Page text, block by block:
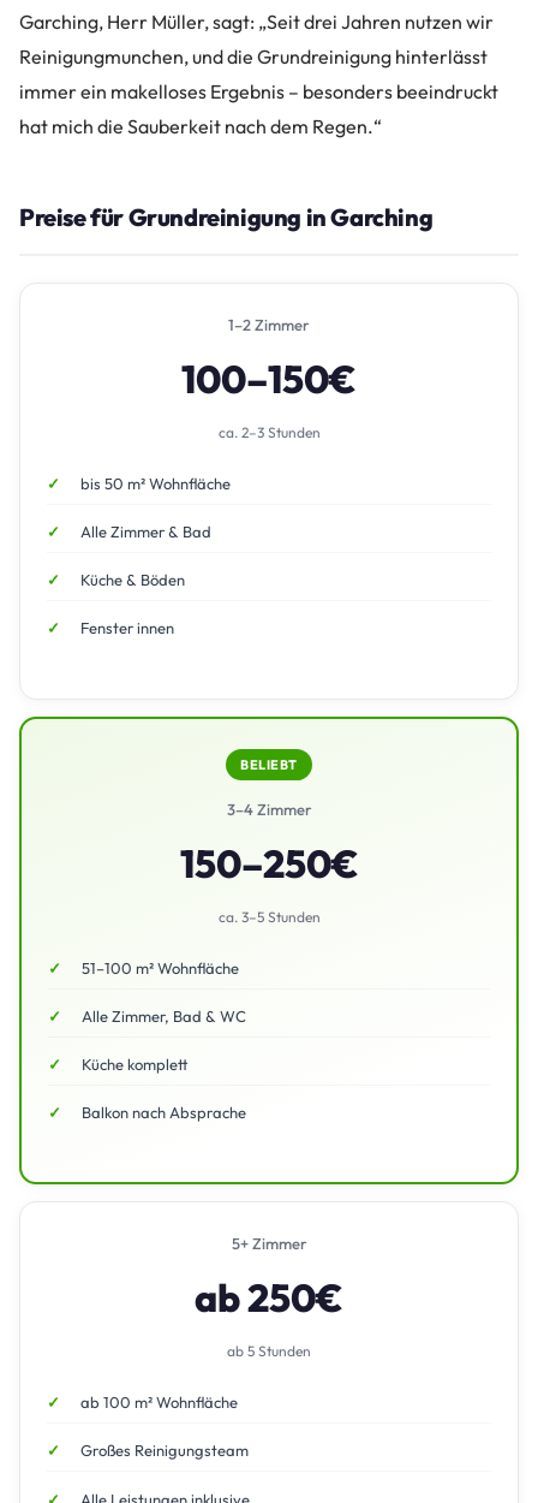
Garching, Herr Müller, sagt: „Seit drei Jahren nutzen wir
Reinigungmunchen, und die Grundreinigung hinterlässt
immer ein makelloses Ergebnis – besonders beeindruckt
hat mich die Sauberkeit nach dem Regen.“
Preise für Grundreinigung in Garching
1–2 Zimmer
100–150€
ca. 2–3 Stunden
bis 50 m² Wohnfläche
Alle Zimmer & Bad
Küche & Böden
Fenster innen
BELIEBT
3–4 Zimmer
150–250€
ca. 3–5 Stunden
51–100 m² Wohnfläche
Alle Zimmer, Bad & WC
Küche komplett
Balkon nach Absprache
5+ Zimmer
ab 250€
ab 5 Stunden
ab 100 m² Wohnfläche
Großes Reinigungsteam
Alle Leistungen inklusive